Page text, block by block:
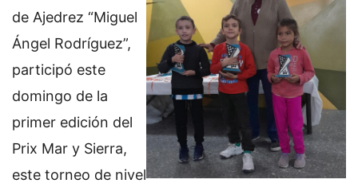
de Ajedrez “Miguel
Ángel Rodríguez”,
participó este
domingo de la
primer edición del
Prix Mar y Sierra,
este torneo de nivel